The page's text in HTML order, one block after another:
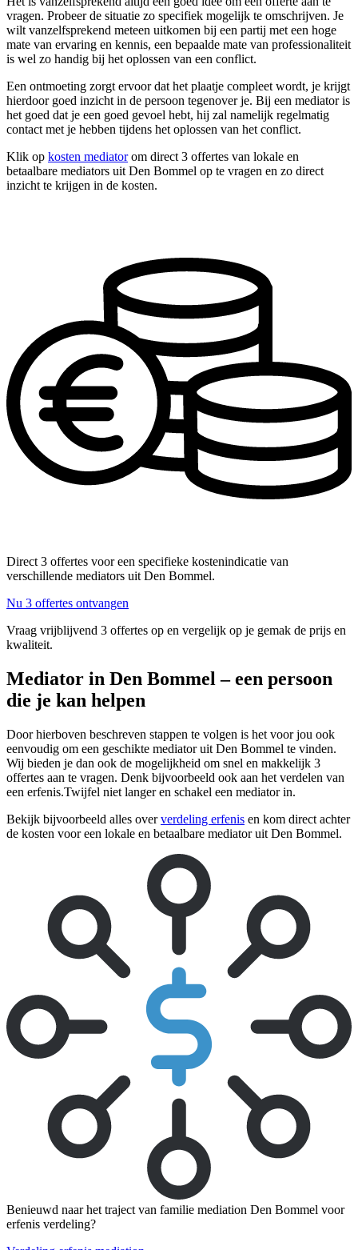
vragen. Probeer de situatie zo specifiek mogelijk te omschrijven. Je
wilt vanzelfsprekend meteen uitkomen bij een partij met een hoge
mate van ervaring en kennis, een bepaalde mate van professionaliteit
is wel zo handig bij het oplossen van een conflict.
Een ontmoeting zorgt ervoor dat het plaatje compleet wordt, je krijgt
hierdoor goed inzicht in de persoon tegenover je. Bij een mediator is
het goed dat je een goed gevoel hebt, hij zal namelijk regelmatig
contact met je hebben tijdens het oplossen van het conflict.
Klik op kosten mediatorom direct 3 offertes van lokale en
betaalbare mediators uit Den Bommel op te vragen en zo direct
inzicht te krijgen in de kosten.
Direct 3 offertes voor een specifieke kostenindicatie van
verschillende mediators uit Den Bommel.
Nu 3 offertes ontvangen
Vraag vrijblijvend 3 offertes op en vergelijk op je gemak de prijs en
kwaliteit.
Mediator in Den Bommel – een persoon
die je kan helpen
Door hierboven beschreven stappen te volgen is het voor jou ook
eenvoudig om een geschikte mediator uit Den Bommel te vinden.
Wij bieden je dan ook de mogelijkheid om snel en makkelijk 3
offertes aan te vragen. Denk bijvoorbeeld ook aan het verdelen van
een erfenis.Twijfel niet langer en schakel een mediator in.
Bekijk bijvoorbeeld alles oververdeling erfenis en kom direct achter
de kosten voor een lokale en betaalbare mediator uit Den Bommel.
Benieuwd naar het traject van familie mediation Den Bommel voor
erfenis verdeling?